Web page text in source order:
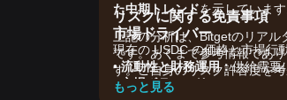
た中期トレンドを示しています
市場ドライバー
現在の USDC の価格と市場行
•流動性と財務運用：供給需要
• 市場ボラティリティ：
トレ
リスクに関する免責事項
上記の分析は、Bitgetのリア
です。あくまで参考情報であ
す。ご自身のリスク許容度を
もっと見る